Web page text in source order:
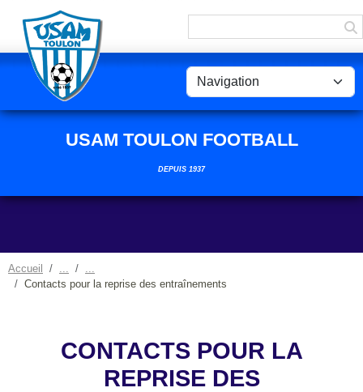
USAM TOULON FOOTBALL
DEPUIS 1937
Accueil
Contacts pour la reprise des entraînements
CONTACTS POUR LA
REPRISE DES
Panneau de gestion des cookies